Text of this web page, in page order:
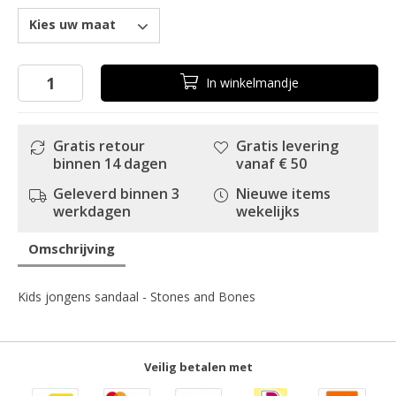
Kies uw maat
In winkelmandje
Gratis retour
binnen 14 dagen
Geleverd binnen 3
werkdagen
Gratis levering
vanaf € 50
Nieuwe items
wekelijks
Omschrijving
Kids jongens sandaal - Stones and Bones
Veilig betalen met